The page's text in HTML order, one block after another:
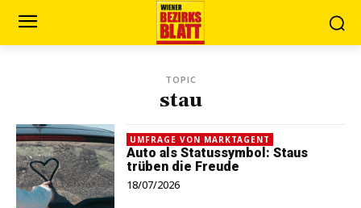
TOPIC
stau
UMFRAGE VON MARKTAGENT
Auto als Statussymbol: Staus
trüben die Freude
18/07/2026